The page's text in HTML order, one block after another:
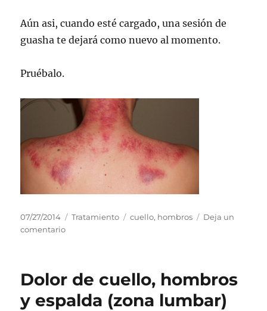
Aún asi, cuando esté cargado, una sesión de
guasha te dejará como nuevo al momento.
Pruébalo.
Publicado
el
07/27/2014 Categorías
Tratamiento Etiquetas
cuello, hombros
Deja un
comentarioen
y
Dolor de cuello, hombros
y espalda (zona lumbar)